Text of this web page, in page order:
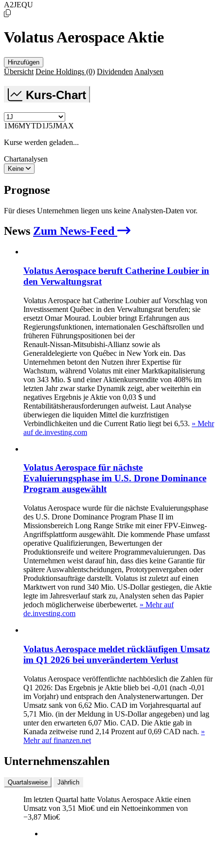
A2JEQU
Volatus Aerospace Aktie
Hinzufügen
Übersicht Deine Holdings (0) Dividenden Analysen
Kurs-Chart
1M6MYTD1J5JMAX
Kurse werden geladen...
Chartanalysen
Keine
Prognose
Für dieses Unternehmen liegen uns keine Analysten-Daten vor.
News Zum News-Feed
Volatus Aerospace beruft Catherine Loubier in
den Verwaltungsrat
Volatus Aerospace hat Catherine Loubier auf Vorschlag von
Investissement Québec in den Verwaltungsrat berufen; sie
ersetzt Omar Mourad. Loubier bringt Erfahrungen aus
Regierungsfunktionen, internationalen Geschäftsrollen und
früheren Führungspositionen bei der
Renault‑Nissan‑Mitsubishi‑Allianz sowie als
Generaldelegierte von Québec in New York ein. Das
Unternehmen betont den Nutzen ihrer Expertise für
Wachstum, während Volatus mit einer Marktkapitalisierung
von 343 Mio. $ und einer Aktienkursrendite von 408% im
letzten Jahr zwar starke Dynamik zeigt, aber weiterhin ein
negatives Ergebnis je Aktie von 0,03 $ und
Rentabilitätsherausforderungen aufweist. Laut Analyse
überwiegen die liquiden Mittel die kurzfristigen
Verbindlichkeiten und die Current Ratio liegt bei 6,53. » Mehr
auf de.investing.com
Volatus Aerospace für nächste
Evaluierungsphase im U.S. Drone Dominance
Program ausgewählt
Volatus Aerospace wurde für die nächste Evaluierungsphase
des U.S. Drone Dominance Program Phase II im
Missionsbereich Long Range Strike mit einer FPV-Einweg-
Angriffsplattform ausgewählt. Die kommende Phase umfasst
operative Qualifizierungen, Bewertungen der
Produktionsreife und weitere Programmevaluierungen. Das
Unternehmen weist darauf hin, dass dies keine Garantie für
spätere Auswahlentscheidungen, Prototypenvergaben oder
Produktionsaufträge darstellt. Volatus ist zuletzt auf einen
Marktwert von rund 340 Mio. US-Dollar gestiegen, die Aktie
legte im Jahresverlauf stark zu, Analysten sehen das Papier
jedoch möglicherweise überbewertet. » Mehr auf
de.investing.com
Volatus Aerospace meldet rückläufigen Umsatz
im Q1 2026 bei unverändertem Verlust
Volatus Aerospace veröffentlichte nachbörslich die Zahlen für
Q1 2026: Das Ergebnis je Aktie blieb bei -0,01 (nach -0,01
im Vorjahr) und entsprach den Analystenerwartungen. Der
Umsatz sank von 6,62 Mio. CAD im Vorjahresquartal auf
5,71 Mio. (in der Meldung in US-Dollar angegeben) und lag
unter den erwarteten 6,07 Mio. CAD. Die Aktie gab in
Kanada zeitweise rund 2,14 Prozent auf 0,69 CAD nach. »
Mehr auf finanzen.net
Unternehmenszahlen
Quartalsweise Jährlich
Im letzten Quartal hatte Volatus Aerospace Aktie einen
Umsatz von 3,51 Mio€ und ein Nettoeinkommen von
−3,87 Mio€